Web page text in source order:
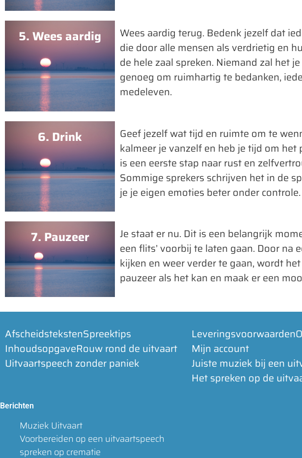
5. Wees aardig
Wees aardig terug. Bedenk jezelf dat
die door alle mensen als verdrietig en
de hele zaal spreken. Niemand zal het
genoeg om ruimhartig te bedanken,
medeleven.
6. Drink
Geef jezelf wat tijd en ruimte om te
kalmeer je vanzelf en heb je tijd om
is een eerste stap naar rust en
Sommige sprekers schrijven het in de
je je eigen emoties beter onder controle.
7. Pauzeer
Je staat er nu. Dit is een belangrijk
een flits’ voorbij te laten gaan. Door na
kijken en weer verder te gaan, wordt
pauzeer als het kan en maak er een
AfscheidstekstenSpreektips
InhoudsopgaveRouw rond de uitvaart
Uitvaartspeech zonder paniek
Leveringsvoorwaarden
Mijn account
Juiste muziek bij een
Het spreken op de
Berichten
Muziek Uitvaart
Voorbereiden op een uitvaartspeech
spreken op crematie